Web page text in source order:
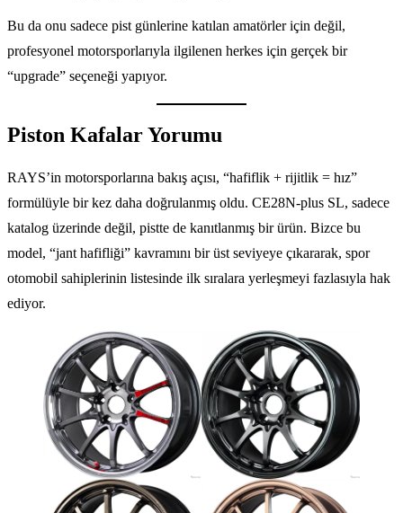
Bu da onu sadece pist günlerine katılan amatörler için değil,
profesyonel motorsporlarıyla ilgilenen herkes için gerçek bir
“upgrade” seçeneği yapıyor.
Piston Kafalar Yorumu
RAYS’in motorsporlarına bakış açısı, “hafiflik + rijitlik = hız”
formülüyle bir kez daha doğrulanmış oldu. CE28N-plus SL, sadece
katalog üzerinde değil, pistte de kanıtlanmış bir ürün. Bizce bu
model, “jant hafifliği” kavramını bir üst seviyeye çıkararak, spor
otomobil sahiplerinin listesinde ilk sıralara yerleşmeyi fazlasıyla hak
ediyor.